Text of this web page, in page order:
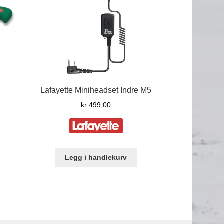
Lafayette Miniheadset Indre M5
kr 499,00
Legg i handlekurv